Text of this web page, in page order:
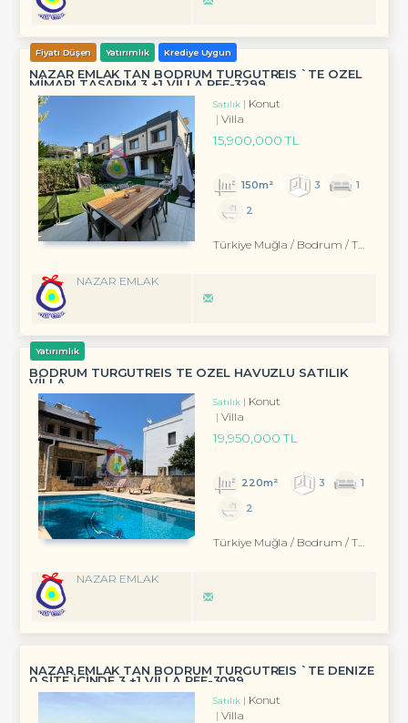
Fiyatı Düşen Yatırımlık Krediye Uygun
NAZAR EMLAK TAN BODRUM TURGUTREİS `TE ÖZEL
MİMARI TASARIM 3 +1 VİLLA REF-3299 ...
Satılık
Konut
Villa
15,900,000 TL
150m² 3
1
2
Türkiye Muğla / Bodrum / Turgutreis
NAZAR EMLAK
Yatırımlık
BODRUM TURGUTREİS TE ÖZEL HAVUZLU SATILIK
VİLLA
Satılık
Konut
Villa
19,950,000 TL
220m² 3
1
2
Türkiye Muğla / Bodrum / Turgutreis
NAZAR EMLAK
NAZAR EMLAK TAN BODRUM TURGUTREİS `TE DENİZE
0 SİTE İÇİNDE 3 +1 VİLLA REF-3099
Satılık
Konut
Villa